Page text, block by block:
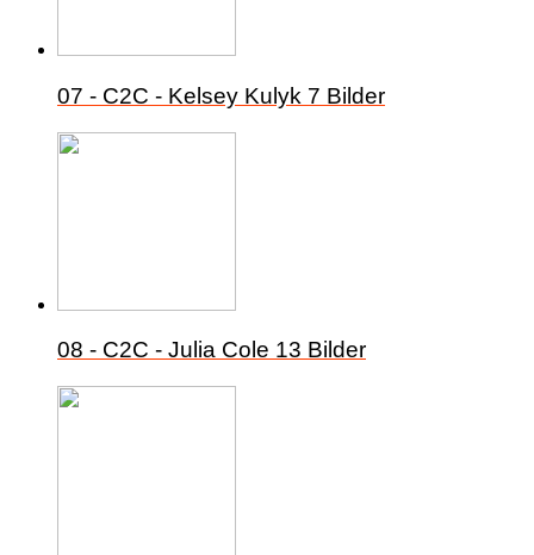
07 - C2C - Kelsey Kulyk 7 Bilder
08 - C2C - Julia Cole 13 Bilder